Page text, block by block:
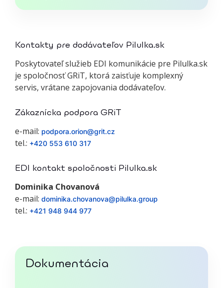
Kontakty pre dodávateľov Pilulka.sk
Poskytovateľ služieb EDI komunikácie pre Pilulka.sk
je spoločnosť GRiT, ktorá zaisťuje komplexný
servis, vrátane zapojovania dodávateľov.
Zákaznícka podpora GRiT
e-mail: podpora.orion@grit.cz
tel.: +420 553 610 317
EDI kontakt spoločnosti Pilulka.sk
Dominika Chovanová
e-mail: dominika.chovanova@pilulka.group
tel.: +421 948 944 977
Dokumentácia